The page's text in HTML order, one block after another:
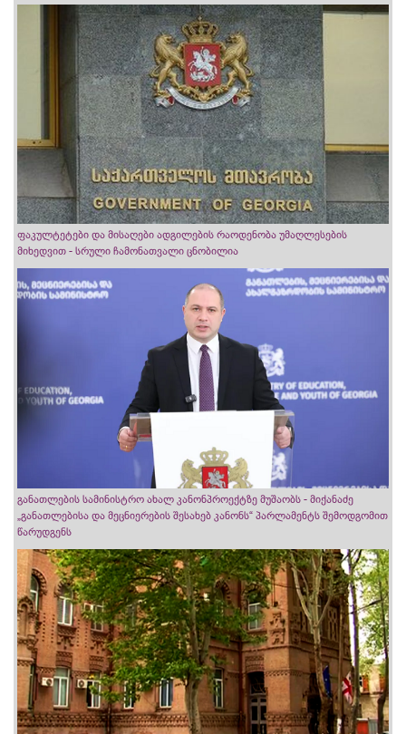
ფაკულტეტები და მისაღები ადგილების რაოდენობა უმაღლესების
მიხედვით - სრული ჩამონათვალი ცნობილია
განათლების სამინისტრო ახალ კანონპროექტზე მუშაობს - მიქანაძე
„განათლებისა და მეცნიერების შესახებ კანონს“ პარლამენტს შემოდგომით
წარუდგენს